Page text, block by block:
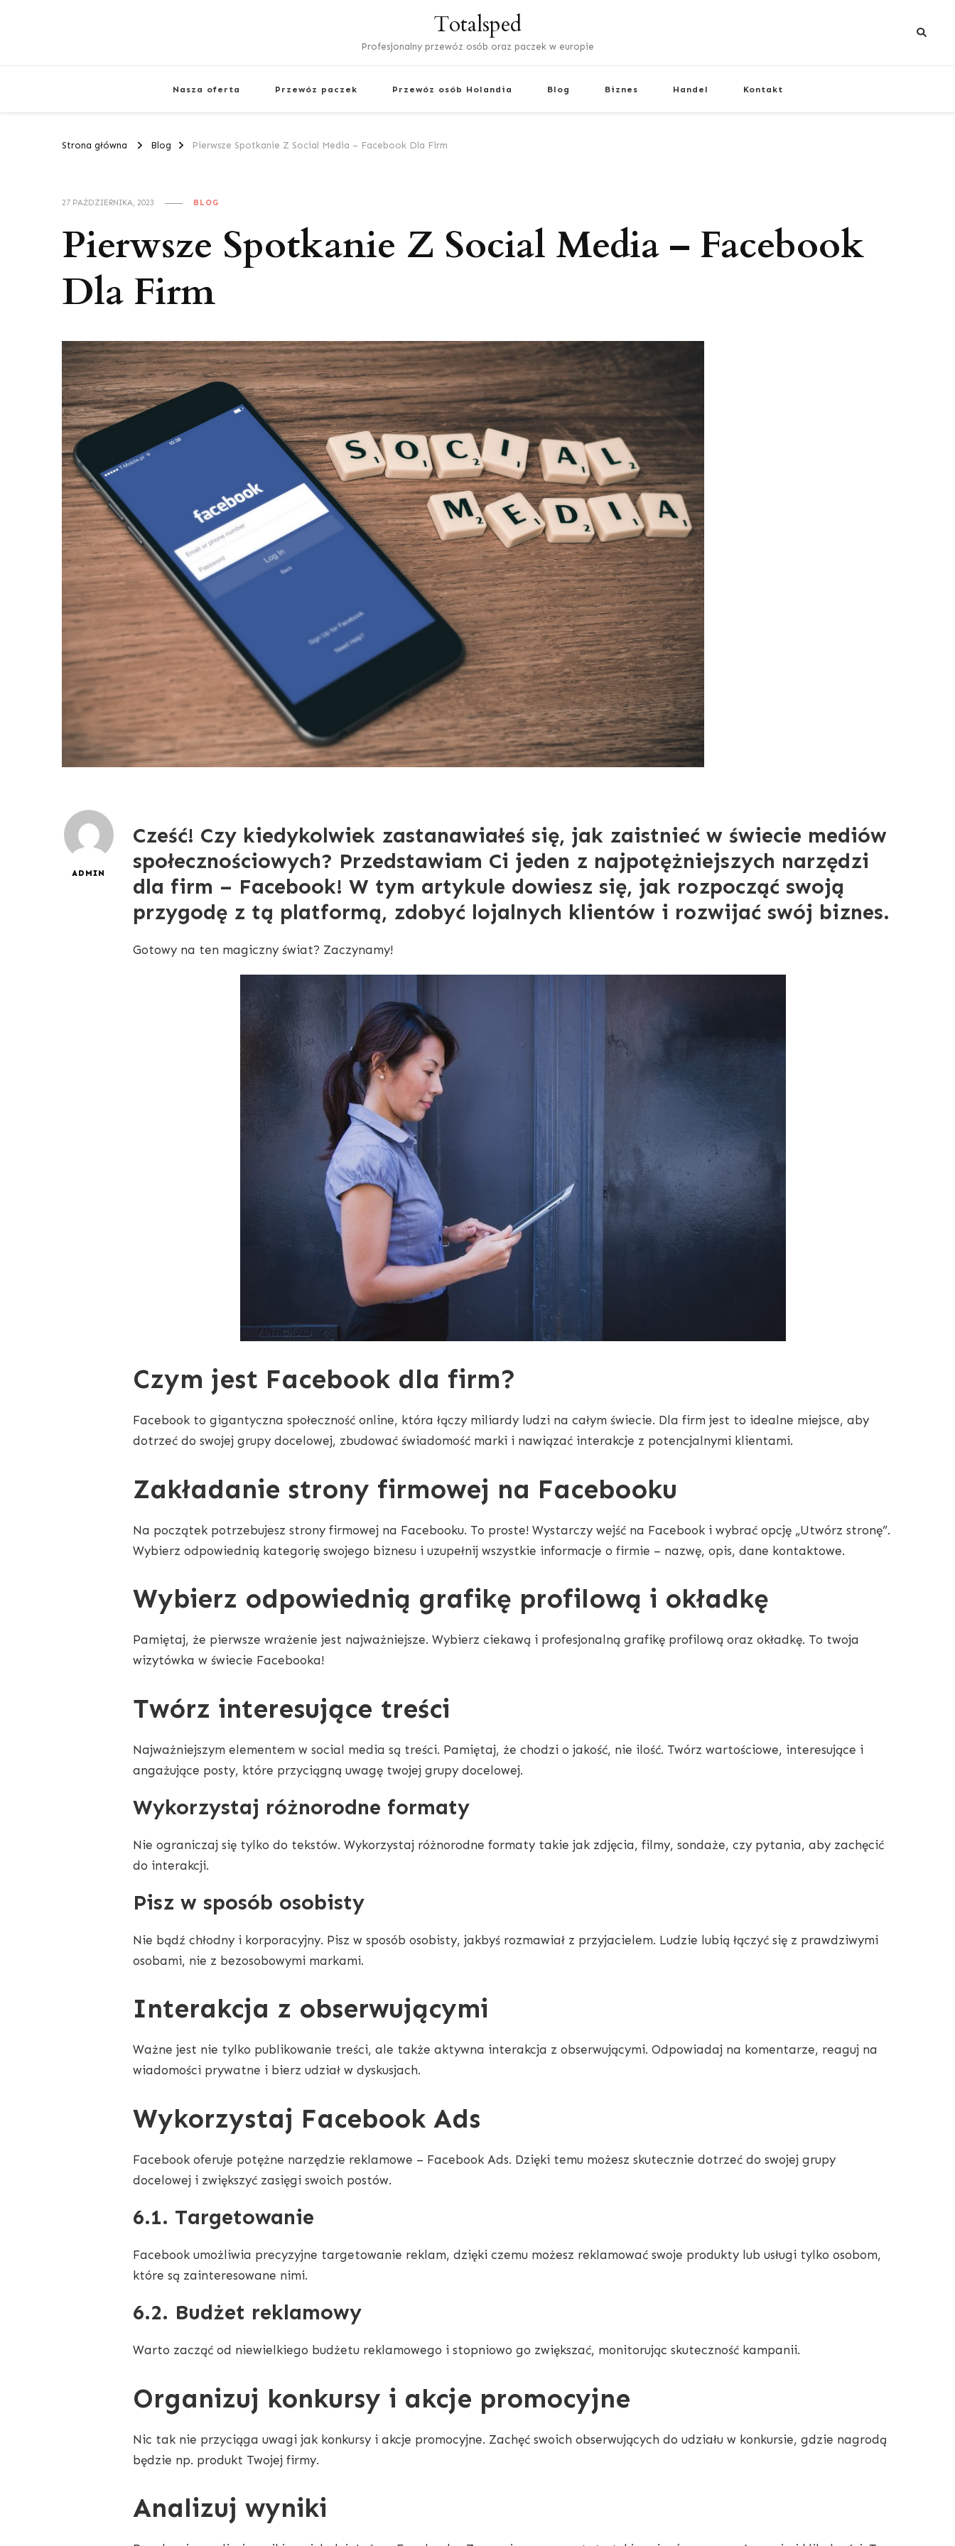
Totalsped
Profesjonalny przewóz osób oraz paczek w europie
Nasza oferta Przewóz paczek Przewóz osób Holandia Blog Biznes Handel Kontakt
Strona główna Blog Pierwsze Spotkanie Z Social Media – Facebook Dla Firm
27 PAŹDZIERNIKA, 2023 BLOG
Pierwsze Spotkanie Z Social Media – Facebook
Dla Firm
ADMIN
Cześć! Czy kiedykolwiek zastanawiałeś się, jak zaistnieć w świecie mediów
społecznościowych? Przedstawiam Ci jeden z najpotężniejszych narzędzi
dla firm – Facebook! W tym artykule dowiesz się, jak rozpocząć swoją
przygodę z tą platformą, zdobyć lojalnych klientów i rozwijać swój biznes.
Gotowy na ten magiczny świat? Zaczynamy!
Czym jest Facebook dla firm?
Facebook to gigantyczna społeczność online, która łączy miliardy ludzi na całym świecie. Dla firm jest to idealne miejsce, aby
dotrzeć do swojej grupy docelowej, zbudować świadomość marki i nawiązać interakcje z potencjalnymi klientami.
Zakładanie strony firmowej na Facebooku
Na początek potrzebujesz strony firmowej na Facebooku. To proste! Wystarczy wejść na Facebook i wybrać opcję „Utwórz stronę”.
Wybierz odpowiednią kategorię swojego biznesu i uzupełnij wszystkie informacje o firmie – nazwę, opis, dane kontaktowe.
Wybierz odpowiednią grafikę profilową i okładkę
Pamiętaj, że pierwsze wrażenie jest najważniejsze. Wybierz ciekawą i profesjonalną grafikę profilową oraz okładkę. To twoja
wizytówka w świecie Facebooka!
Twórz interesujące treści
Najważniejszym elementem w social media są treści. Pamiętaj, że chodzi o jakość, nie ilość. Twórz wartościowe, interesujące i
angażujące posty, które przyciągną uwagę twojej grupy docelowej.
Wykorzystaj różnorodne formaty
Nie ograniczaj się tylko do tekstów. Wykorzystaj różnorodne formaty takie jak zdjęcia, filmy, sondaże, czy pytania, aby zachęcić
do interakcji.
Pisz w sposób osobisty
Nie bądź chłodny i korporacyjny. Pisz w sposób osobisty, jakbyś rozmawiał z przyjacielem. Ludzie lubią łączyć się z prawdziwymi
osobami, nie z bezosobowymi markami.
Interakcja z obserwującymi
Ważne jest nie tylko publikowanie treści, ale także aktywna interakcja z obserwującymi. Odpowiadaj na komentarze, reaguj na
wiadomości prywatne i bierz udział w dyskusjach.
Wykorzystaj Facebook Ads
Facebook oferuje potężne narzędzie reklamowe – Facebook Ads. Dzięki temu możesz skutecznie dotrzeć do swojej grupy
docelowej i zwiększyć zasięgi swoich postów.
6.1. Targetowanie
Facebook umożliwia precyzyjne targetowanie reklam, dzięki czemu możesz reklamować swoje produkty lub usługi tylko osobom,
które są zainteresowane nimi.
6.2. Budżet reklamowy
Warto zacząć od niewielkiego budżetu reklamowego i stopniowo go zwiększać, monitorując skuteczność kampanii.
Organizuj konkursy i akcje promocyjne
Nic tak nie przyciąga uwagi jak konkursy i akcje promocyjne. Zachęć swoich obserwujących do udziału w konkursie, gdzie nagrodą
będzie np. produkt Twojej firmy.
Analizuj wyniki